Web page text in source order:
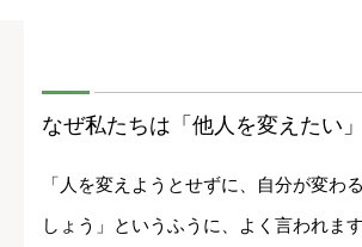
なぜ私たちは「他人を変えたい
「人を変えようとせずに、自分が変わ
しょう」というふうに、よく言われま